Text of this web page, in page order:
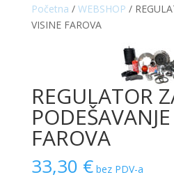
Početna / WEBSHOP /
VISINE FAROVA
REGULATOR
FAROVA
33,30 € bez PDV-a